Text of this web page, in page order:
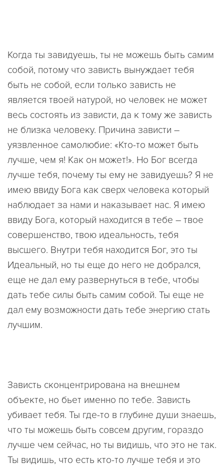
Когда ты завидуешь, ты не можешь быть самим
собой, потому что зависть вынуждает тебя
быть не собой, если только зависть не
является твоей натурой, но человек не может
весь состоять из зависти, да к тому же зависть
не близка человеку. Причина зависти –
уязвленное самолюбие: «Кто-то может быть
лучше, чем я! Как он может!». Но Бог всегда
лучше тебя, почему ты ему не завидуешь? Я не
имею ввиду Бога как сверх человека который
наблюдает за нами и наказывает нас. Я имею
ввиду Бога, который находится в тебе – твое
совершенство, твою идеальность, тебя
высшего. Внутри тебя находится Бог, это ты
Идеальный, но ты еще до него не добрался,
еще не дал ему развернуться в тебе, чтобы
дать тебе силы быть самим собой. Ты еще не
дал ему возможности дать тебе энергию стать
лучшим.
Зависть сконцентрирована на внешнем
объекте, но бьет именно по тебе. Зависть
убивает тебя. Ты где-то в глубине души знаешь,
что ты можешь быть совсем другим, гораздо
лучше чем сейчас, но ты видишь, что это не так.
Ты видишь, что есть кто-то лучше тебя и это